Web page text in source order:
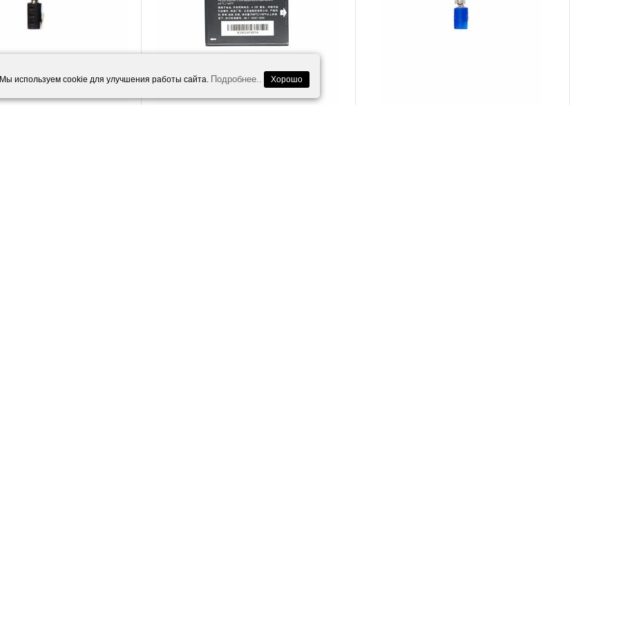
Мы используем cookie для улучшения работы сайта. Подробнее.. Хорошо